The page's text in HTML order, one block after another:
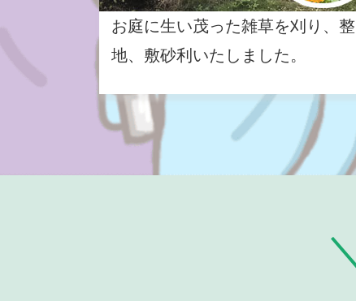
お庭に生い茂った雑草を刈り、整
地、敷砂利いたしました。